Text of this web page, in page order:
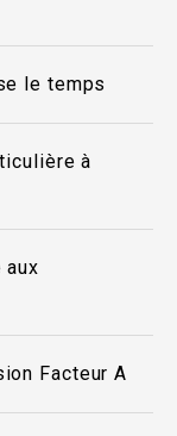
le temps
à
aux
Facteur A